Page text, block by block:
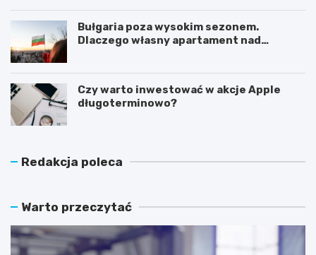
Bułgaria poza wysokim sezonem.
Dlaczego własny apartament nad
Czy warto inwestować w akcje Apple
długoterminowo?
Redakcja poleca
Warto przeczytać